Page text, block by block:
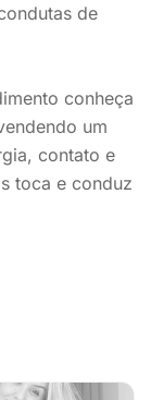
de
conheça
um
contato e
toca e conduz